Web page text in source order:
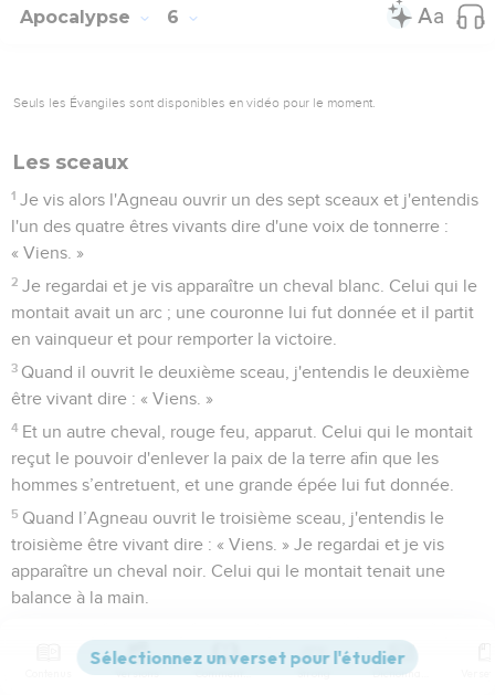
Apocalypse 6
Seuls les Évangiles sont disponibles en vidéo pour le moment.
Les sceaux
1 Je vis alors l'Agneau ouvrir un des sept sceaux et j'entendis
l'un des quatre êtres vivants dire d'une voix de tonnerre :
« Viens. »
2 Je regardai et je vis apparaître un cheval blanc. Celui qui le
montait avait un arc ; une couronne lui fut donnée et il partit
en vainqueur et pour remporter la victoire.
3 Quand il ouvrit le deuxième sceau, j'entendis le deuxième
être vivant dire : « Viens. »
4 Et un autre cheval, rouge feu, apparut. Celui qui le montait
reçut le pouvoir d'enlever la paix de la terre afin que les
hommes s’entretuent, et une grande épée lui fut donnée.
5 Quand l’Agneau ouvrit le troisième sceau, j'entendis le
troisième être vivant dire : « Viens. » Je regardai et je vis
apparaître un cheval noir. Celui qui le montait tenait une
balance à la main.
êtres vivants : « Une mesure de blé pour une pièce d’argent
Versions Commentaires Strong